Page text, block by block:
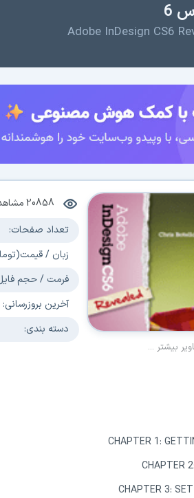
6
Adobe InDesign CS6
بیشتر ...
20858
تعداد صفحات:
زبان /
فرمت / حجم
آخرین بروزرسانی:
دسته بندی:
CHAPTER 1:
CHAPTER
CHAPTER 3: